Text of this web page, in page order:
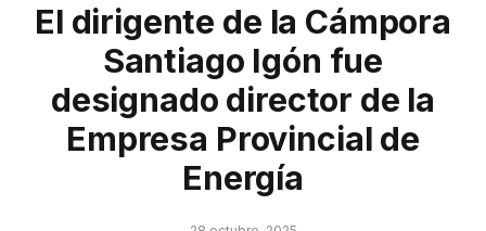
El dirigente de la Cámpora
Santiago Igón fue
designado director de la
Empresa Provincial de
Energía